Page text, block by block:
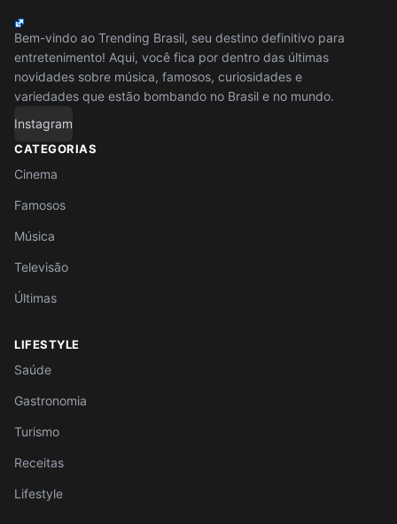
Bem-vindo ao Trending Brasil, seu destino definitivo para
entretenimento! Aqui, você fica por dentro das últimas
novidades sobre música, famosos, curiosidades e
variedades que estão bombando no Brasil e no mundo.
Instagram
CATEGORIAS
Cinema
Famosos
Música
Televisão
Últimas
LIFESTYLE
Saúde
Gastronomia
Turismo
Receitas
Lifestyle